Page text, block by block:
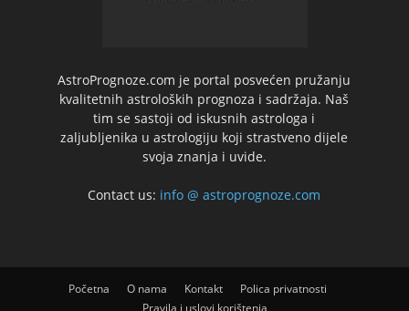
AstroPrognoze.com je portal posvećen pružanju
kvalitetnih astroloških prognoza i sadržaja. Naš
tim se sastoji od iskusnih astrologa i
zaljubljenika u astrologiju koji strastveno dijele
svoja znanja i uvide.
Contact us: info @ astroprognoze.com
Početna O nama Kontakt
Polica privatnosti
Pravila i uslovi korištenja